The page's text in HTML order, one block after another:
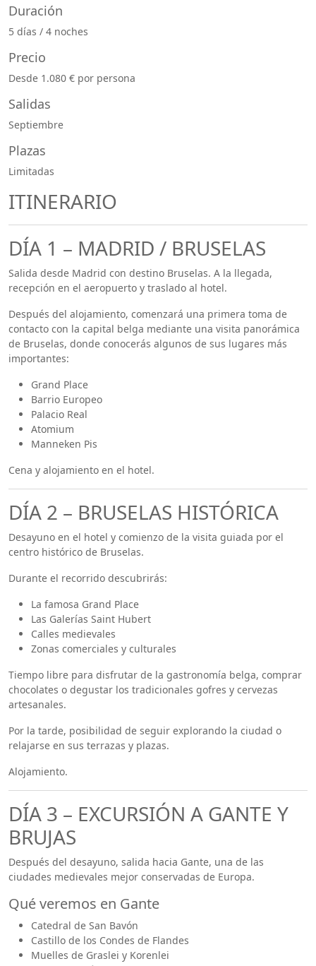
Duración
5 días / 4 noches
Precio
Desde 1.080 € por persona
Salidas
Septiembre
Plazas
Limitadas
ITINERARIO
DÍA 1 – MADRID / BRUSELAS
Salida desde Madrid con destino Bruselas. A la llegada,
recepción en el aeropuerto y traslado al hotel.
Después del alojamiento, comenzará una primera toma de
contacto con la capital belga mediante una visita panorámica
de Bruselas, donde conocerás algunos de sus lugares más
importantes:
Grand Place
Barrio Europeo
Palacio Real
Atomium
Manneken Pis
Cena y alojamiento en el hotel.
DÍA 2 – BRUSELAS HISTÓRICA
Desayuno en el hotel y comienzo de la visita guiada por el
centro histórico de Bruselas.
Durante el recorrido descubrirás:
La famosa Grand Place
Las Galerías Saint Hubert
Calles medievales
Zonas comerciales y culturales
Tiempo libre para disfrutar de la gastronomía belga, comprar
chocolates o degustar los tradicionales gofres y cervezas
artesanales.
Por la tarde, posibilidad de seguir explorando la ciudad o
relajarse en sus terrazas y plazas.
Alojamiento.
DÍA 3 – EXCURSIÓN A GANTE Y
BRUJAS
Después del desayuno, salida hacia Gante, una de las
ciudades medievales mejor conservadas de Europa.
Qué veremos en Gante
Catedral de San Bavón
Castillo de los Condes de Flandes
Muelles de Graslei y Korenlei